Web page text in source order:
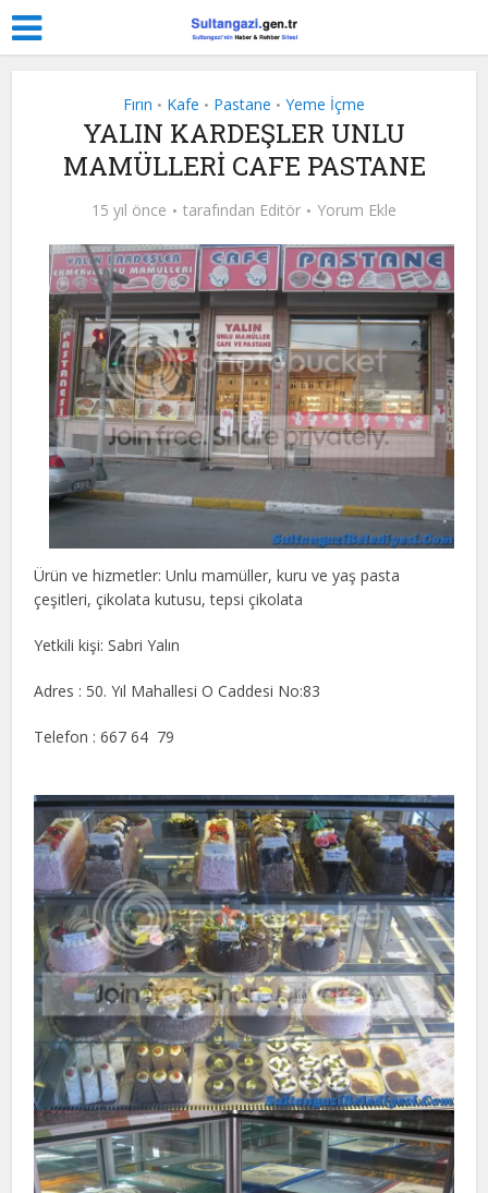
Fırın • Kafe • Pastane • Yeme İçme
YALIN KARDEŞLER UNLU
MAMÜLLERİ CAFE PASTANE
15 yıl önce tarafından Editör Yorum Ekle
Ürün ve hizmetler: Unlu mamüller, kuru ve yaş pasta
çeşitleri, çikolata kutusu, tepsi çikolata
Yetkili kişi: Sabri Yalın
Adres : 50. Yıl Mahallesi O Caddesi No:83
Telefon : 667 64 79